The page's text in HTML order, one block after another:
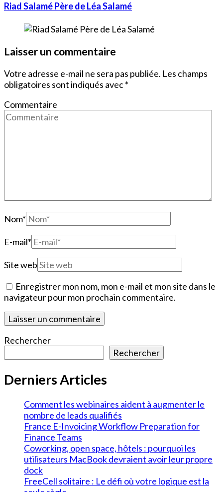
Riad Salamé Père de Léa Salamé
Laisser un commentaire
Votre adresse e-mail ne sera pas publiée. Les champs
obligatoires sont indiqués avec*
Commentaire
Nom*
E-mail*
Site web
Enregistrer mon nom, mon e-mail et mon site dans le
navigateur pour mon prochain commentaire.
Rechercher
Rechercher
Derniers Articles
Comment les webinaires aident à augmenter le
nombre de leads qualifiés
France E-Invoicing Workflow Preparation for
Finance Teams
Coworking, open space, hôtels : pourquoi les
utilisateurs MacBook devraient avoir leur propre
dock
FreeCell solitaire : Le défi où votre logique est la